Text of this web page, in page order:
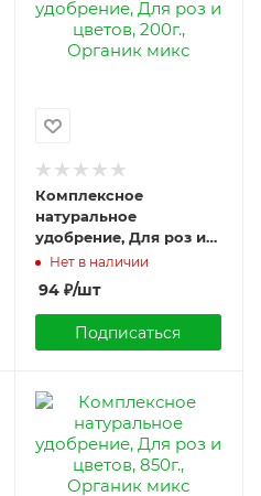
Комплексное
натуральное
удобрение, Для роз и
цветов, 200г., Органик
Нет в наличии
94₽/шт
Подписаться